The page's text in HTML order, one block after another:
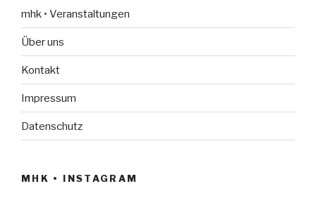
mhk • Veranstaltungen
Über uns
Kontakt
Impressum
Datenschutz
MHK • INSTAGRAM